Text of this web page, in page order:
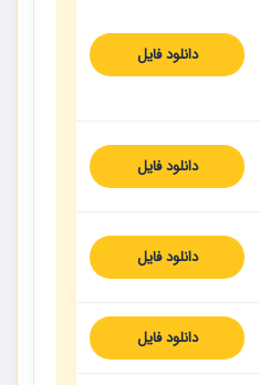
دانلود فایل
دانلود فایل
دانلود فایل
دانلود فایل